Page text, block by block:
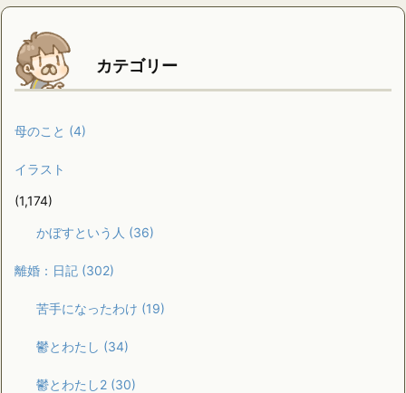
カテゴリー
母のこと (4)
イラスト
(1,174)
かぼすという人 (36)
離婚：日記 (302)
苦手になったわけ (19)
鬱とわたし (34)
鬱とわたし2 (30)